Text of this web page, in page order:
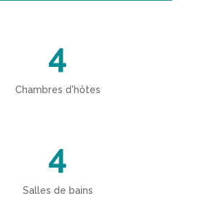
4
Chambres d'hôtes
4
Salles de bains